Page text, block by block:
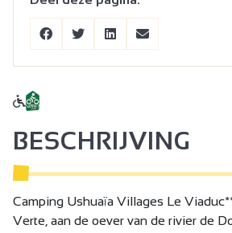
BESCHRIJVING
Camping Ushuaïa Villages Le
Verte, aan de oever van de rivier de